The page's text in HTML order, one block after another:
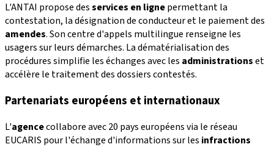
L'ANTAI propose desservices en lignepermettant la
contestation, la désignation de conducteur et le paiement des
amendes. Son centre d'appels multilingue renseigne les
usagers sur leurs démarches. La dématérialisation des
procédures simplifie les échanges avec les administrationset
accélère le traitement des dossiers contestés.
Partenariats européens et internationaux
L'agencecollabore avec 20 pays européens via le réseau
EUCARIS pour l'échange d'informations sur les infractions